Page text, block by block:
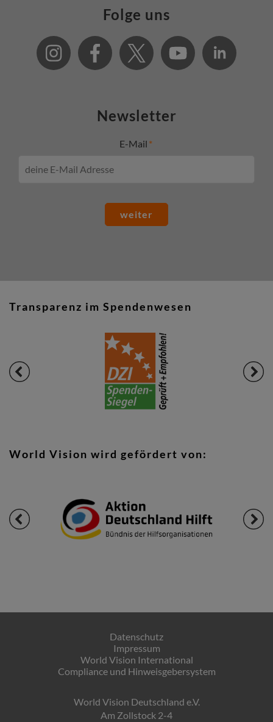
Folge uns
Newsletter
E-Mail
weiter
Transparenz im Spendenwesen
World Vision wird gefördert von:
Datenschutz
Impressum
World Vision International
Compliance und Hinweisgebersystem
World Vision Deutschland e.V.
Am Zollstock 2-4